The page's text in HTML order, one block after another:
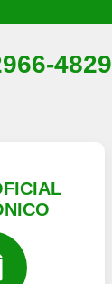
4829